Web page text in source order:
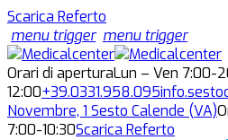
Scarica Referto
menu trigger menu trigger
Orari di aperturaLun – Ven 7:00-
12:00+39.0331.958.095
Novembre, 1 Sesto Calende (VA)
7:00-10:30Scarica Referto